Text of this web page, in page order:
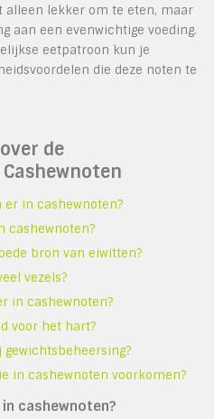
alleen lekker om te eten, maar
aan een evenwichtige voeding.
eetpatroon kun je
die deze noten te
de
in cashewnoten?
cashewnoten?
bron van eiwitten?
vezels?
in cashewnoten?
voor het hart?
in cashewnoten voorkomen?
cashewnoten?